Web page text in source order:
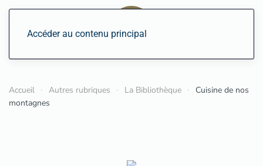
Accéder au contenu principal
Accueil Autres rubriques La Bibliothèque
Cuisine de nos
montagnes